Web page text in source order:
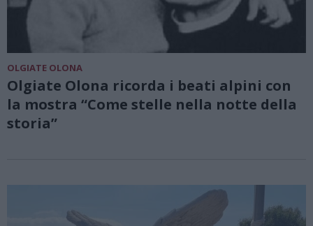
OLGIATE OLONA
Olgiate Olona ricorda i beati alpini con
la mostra “Come stelle nella notte della
storia”